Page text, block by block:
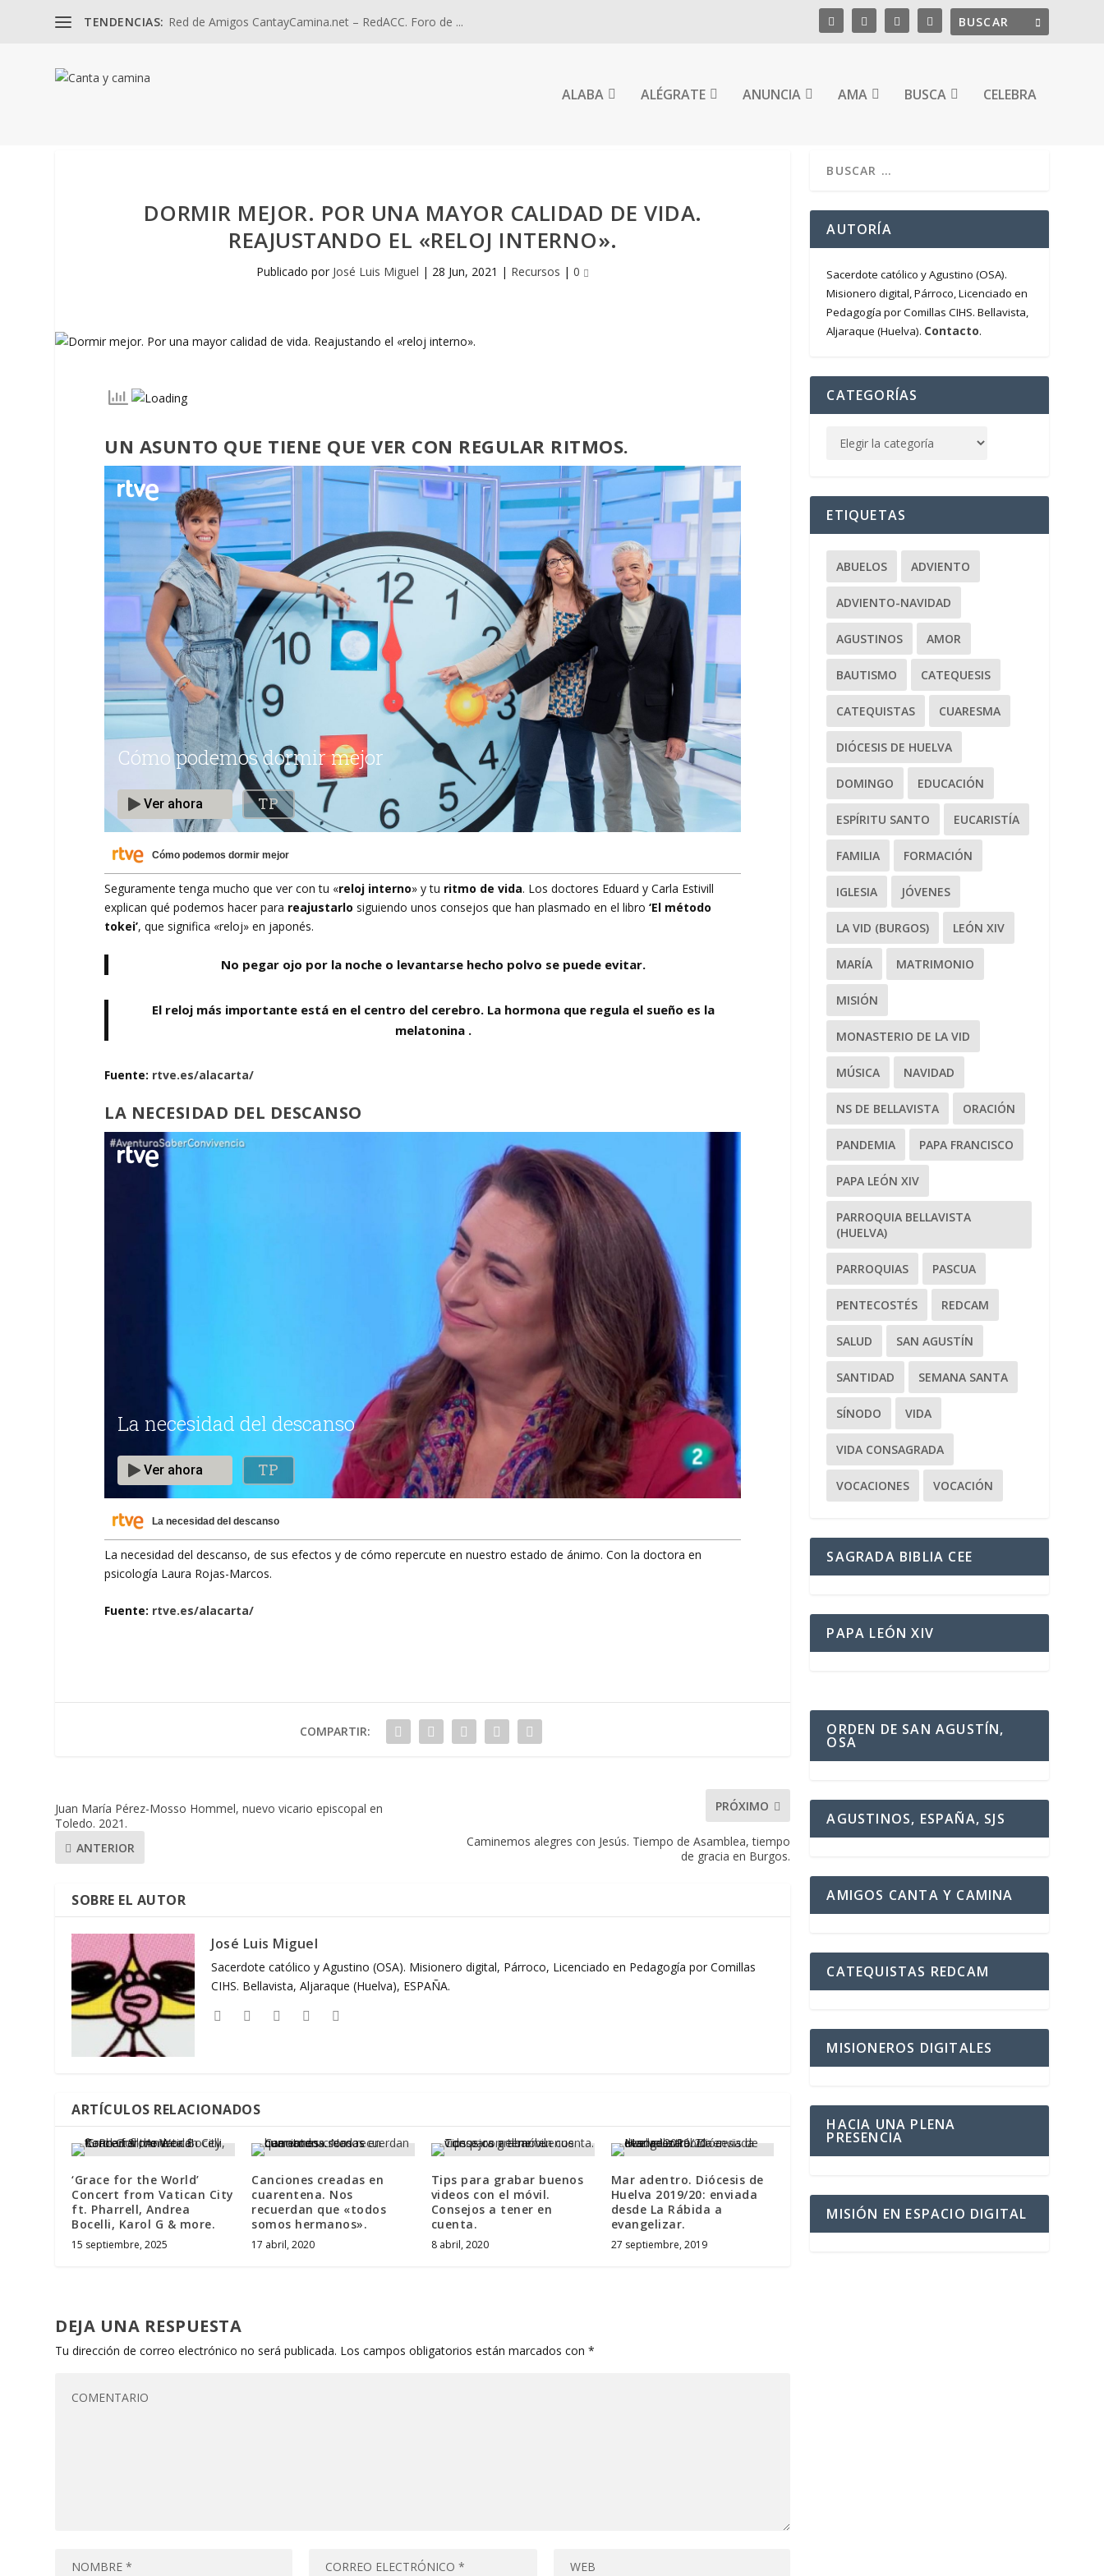
TENDENCIAS: Red de Amigos CantayCamina.net – RedACC. Foro de ...
ALABA ALÉGRATE ANUNCIA AMA BUSCA CELEBRA
DORMIR MEJOR. POR UNA MAYOR CALIDAD DE VIDA.
REAJUSTANDO EL «RELOJ INTERNO».
Publicado por José Luis Miguel | 28 Jun, 2021 | Recursos |0
UN ASUNTO QUE TIENE QUE VER CON REGULAR RITMOS.
Cómo podemos dormir mejor
Seguramente tenga mucho que ver con tu «reloj interno» y tu ritmo de vida. Los doctores Eduard y Carla Estivill
explican qué podemos hacer para reajustarlo siguiendo unos consejos que han plasmado en el libro‘El método
tokei’, que significa «reloj» en japonés.
No pegar ojo por la noche o levantarse hecho polvo se puede evitar.
El reloj más importante está en el centro del cerebro. La hormona que regula el sueño es la
melatonina .
Fuente: rtve.es/alacarta/
LA NECESIDAD DEL DESCANSO
La necesidad del descanso
La necesidad del descanso, de sus efectos y de cómo repercute en nuestro estado de ánimo. Con la doctora en
psicología Laura Rojas-Marcos.
Fuente: rtve.es/alacarta/
COMPARTIR:
Juan María Pérez-Mosso Hommel, nuevo vicario episcopal en
Toledo. 2021.
ANTERIOR
PRÓXIMO
Caminemos alegres con Jesús. Tiempo de Asamblea, tiempo
de gracia en Burgos.
SOBRE EL AUTOR
José Luis Miguel
Sacerdote católico y Agustino (OSA). Misionero digital, Párroco, Licenciado en Pedagogía por Comillas
CIHS. Bellavista, Aljaraque (Huelva), ESPAÑA.
ARTÍCULOS RELACIONADOS
‘Grace for the World’
Concert from Vatican City
ft. Pharrell, Andrea
Bocelli, Karol G & more.
15 septiembre, 2025
Canciones creadas en
cuarentena. Nos
recuerdan que «todos
somos hermanos».
17 abril, 2020
Tips para grabar buenos
videos con el móvil.
Consejos a tener en
cuenta.
8 abril, 2020
Mar adentro. Diócesis de
Huelva 2019/20: enviada
desde La Rábida a
evangelizar.
27 septiembre, 2019
DEJA UNA RESPUESTA
Tu dirección de correo electrónico no será publicada. Los campos obligatorios están marcados con*
AUTORÍA
Sacerdote católico y Agustino (OSA).
Misionero digital, Párroco, Licenciado en
Pedagogía por Comillas CIHS. Bellavista,
Aljaraque (Huelva). Contacto.
CATEGORÍAS
ETIQUETAS
ABUELOS ADVIENTO
ADVIENTO-NAVIDAD
AGUSTINOS AMOR
BAUTISMO CATEQUESIS
CATEQUISTAS CUARESMA
DIÓCESIS DE HUELVA
DOMINGO EDUCACIÓN
ESPÍRITU SANTO EUCARISTÍA
FAMILIA FORMACIÓN
IGLESIA JÓVENES
LA VID (BURGOS) LEÓN XIV
MARÍA MATRIMONIO
MISIÓN
MONASTERIO DE LA VID
MÚSICA NAVIDAD
NS DE BELLAVISTA ORACIÓN
PANDEMIA PAPA FRANCISCO
PAPA LEÓN XIV
PARROQUIA BELLAVISTA
(HUELVA)
PARROQUIAS PASCUA
PENTECOSTÉS REDCAM
SALUD SAN AGUSTÍN
SANTIDAD SEMANA SANTA
SÍNODO VIDA
VIDA CONSAGRADA
VOCACIONES VOCACIÓN
SAGRADA BIBLIA CEE
PAPA LEÓN XIV
ORDEN DE SAN AGUSTÍN,
OSA
AGUSTINOS, ESPAÑA, SJS
AMIGOS CANTA Y CAMINA
CATEQUISTAS REDCAM
MISIONEROS DIGITALES
HACIA UNA PLENA
PRESENCIA
MISIÓN EN ESPACIO DIGITAL